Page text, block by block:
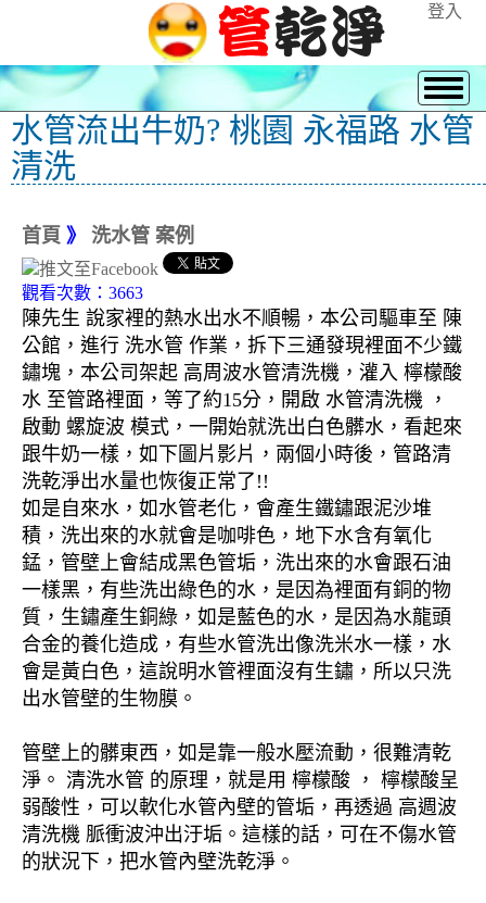
登入
水管流出牛奶? 桃園 永福路 水管
清洗
首頁 》 洗水管 案例
觀看次數：3663
陳先生 說家裡的熱水出水不順暢，本公司驅車至 陳
公館，進行 洗水管 作業，拆下三通發現裡面不少鐵
鏽塊，本公司架起 高周波水管清洗機，灌入 檸檬酸
水 至管路裡面，等了約15分，開啟 水管清洗機 ，
啟動 螺旋波 模式，一開始就洗出白色髒水，看起來
跟牛奶一樣，如下圖片影片，兩個小時後，管路清
洗乾淨出水量也恢復正常了!!
如是自來水，如水管老化，會產生鐵鏽跟泥沙堆
積，洗出來的水就會是咖啡色，地下水含有氧化
錳，管壁上會結成黑色管垢，洗出來的水會跟石油
一樣黑，有些洗出綠色的水，是因為裡面有銅的物
質，生鏽產生銅綠，如是藍色的水，是因為水龍頭
合金的養化造成，有些水管洗出像洗米水一樣，水
會是黃白色，這說明水管裡面沒有生鏽，所以只洗
出水管壁的生物膜。
管壁上的髒東西，如是靠一般水壓流動，很難清乾
淨。 清洗水管 的原理，就是用 檸檬酸 ， 檸檬酸呈
弱酸性，可以軟化水管內壁的管垢，再透過 高週波
清洗機 脈衝波沖出汙垢。這樣的話，可在不傷水管
的狀況下，把水管內壁洗乾淨。